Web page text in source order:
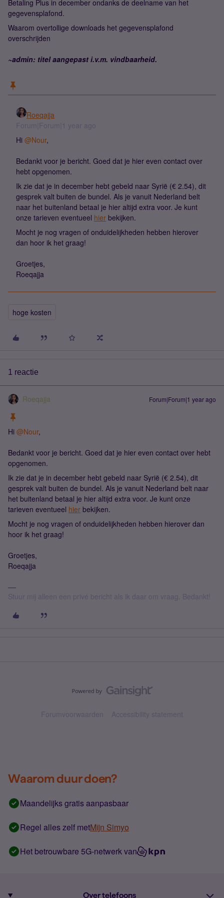
Betaling Plus in december ondanks de deelname van het
gegevensplafond.
Waarom overtollige downloads het gegevensplafond
overschrijden
~admin: titel aangepast i.v.m. vindbaarheid.
Roeqajja
Forum|Forum|1 year ago
Hi ​ @Nour,
Bedankt voor je bericht. Goed dat je hier even contact over
hebt opgenomen.
Ik zie dat je in december hebt gebeld naar Syrië (€ 2.54), dit
gesprek valt buiten de bundel. Als je vanuit Nederland belt
naar het buitenland betaal je hier altijd extra voor. Je kunt
onze tarieven eventueel hier bekijken.
Mocht je nog vragen of onduidelijkheden hebben hierover
dan hoor ik het graag!
Groetjes,
Roeqajja
hoge kosten
1 reactie
Roeqajja Forum|Forum|1 year ago
Hi ​ @Nour,
Bedankt voor je bericht. Goed dat je hier even contact over hebt
opgenomen.
Ik zie dat je in december hebt gebeld naar Syrië (€ 2.54), dit
gesprek valt buiten de bundel. Als je vanuit Nederland belt naar
het buitenland betaal je hier altijd extra voor. Je kunt onze
tarieven eventueel hier bekijken.
Mocht je nog vragen of onduidelijkheden hebben hierover dan
hoor ik het graag!
Groetjes,
Roeqajja
Stuur mij alleen een privé bericht als ik daar om vraag. Bedankt!
Forumvoorwaarden Accessibility statement
Waarom duur doen?
Maandelijks gratis aanpasbaar
Regel alles zelf metMijn Simyo
Het betrouwbare 5G-netwerk van
Over telefoons